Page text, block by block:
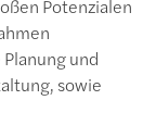
Potenzialen
und
sowie